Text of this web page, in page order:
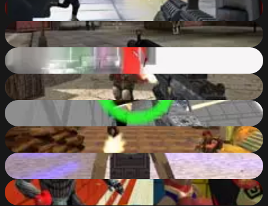
88
%
Military Wars: Athena
82%
Super Hot
%
Ultimate SWAT
83%
Pixel Warfare 3: Youtubers
86 %
Subway Clash 3D
88%
Pixel Gun: Apocalypse
87%
Paintball Wars
85%